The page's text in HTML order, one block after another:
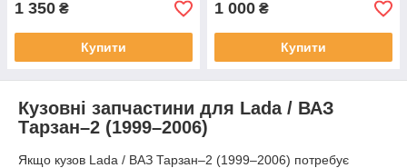
1 350 ₴
Купити
1 000 ₴
Купити
Кузовні запчастини для Lada / ВАЗ
Тарзан–2 (1999–2006)
Якщо кузов Lada / ВАЗ Тарзан–2 (1999–2006) потребує